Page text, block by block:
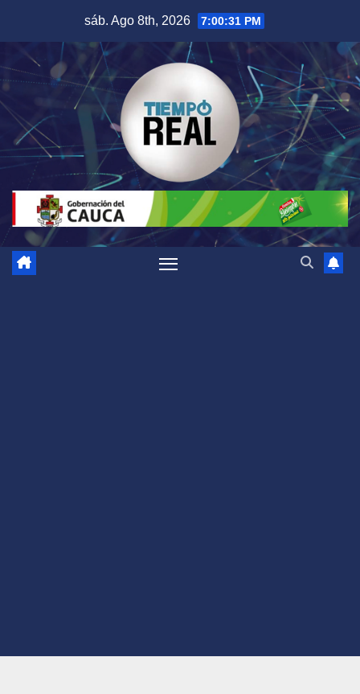
contenido
sáb. Ago 8th, 2026 7:00:31 PM